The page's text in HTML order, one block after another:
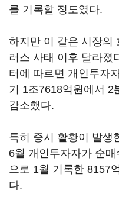
를 기록할 정도였다.
하지만 이 같은 시장의
러스 사태 이후 달라졌
터에 따르면 개인투자
기 1조7618억원에서 2
감소했다.
특히 증시 활황이 발생
6월 개인투자자가 순
으로 1월 기록한 8157
다.